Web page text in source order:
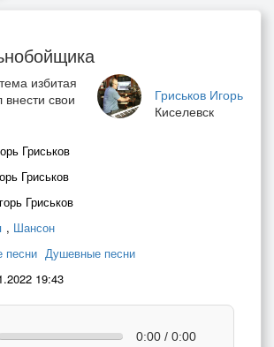
Гриськов Игорь
Киселевск
избитая
свои
Гриськов
Гриськов
Гриськов
, Шансон
песни Душевные песни
19:43
0:00 / 0:00